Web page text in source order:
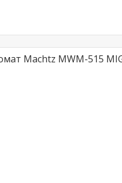
Machtz MWM-515